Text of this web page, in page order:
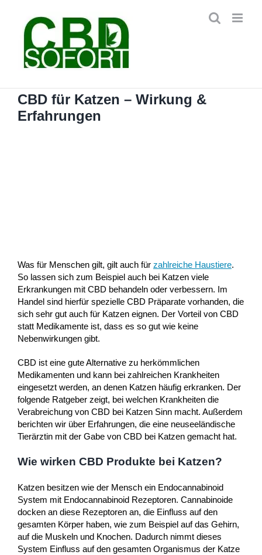
springen
CBD für Katzen – Wirkung &
Erfahrungen
Was für Menschen gilt, gilt auch für zahlreiche Haustiere.
So lassen sich zum Beispiel auch bei Katzen viele
Erkrankungen mit CBD behandeln oder verbessern. Im
Handel sind hierfür spezielle CBD Präparate vorhanden, die
sich sehr gut auch für Katzen eignen. Der Vorteil von CBD
statt Medikamente ist, dass es so gut wie keine
Nebenwirkungen gibt.
CBD ist eine gute Alternative zu herkömmlichen
Medikamenten und kann bei zahlreichen Krankheiten
eingesetzt werden, an denen Katzen häufig erkranken. Der
folgende Ratgeber zeigt, bei welchen Krankheiten die
Verabreichung von CBD bei Katzen Sinn macht. Außerdem
berichten wir über Erfahrungen, die eine neuseeländische
Tierärztin mit der Gabe von CBD bei Katzen gemacht hat.
Wie wirken CBD Produkte bei Katzen?
Katzen besitzen wie der Mensch ein Endocannabinoid
System mit Endocannabinoid Rezeptoren. Cannabinoide
docken an diese Rezeptoren an, die Einfluss auf den
gesamten Körper haben, wie zum Beispiel auf das Gehirn,
auf die Muskeln und Knochen. Dadurch nimmt dieses
System Einfluss auf den gesamten Organismus der Katze